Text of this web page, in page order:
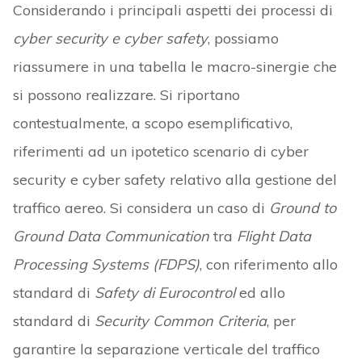
Considerando i principali aspetti dei processi di
cyber security e cyber safety, possiamo
riassumere in una tabella le macro-sinergie che
si possono realizzare. Si riportano
contestualmente, a scopo esemplificativo,
riferimenti ad un ipotetico scenario di cyber
security e cyber safety relativo alla gestione del
traffico aereo. Si considera un caso di Ground to
Ground Data Communicationtra Flight Data
Processing Systems (FDPS), con riferimento allo
standard di Safety di Eurocontroled allo
standard di Security Common Criteria, per
garantire la separazione verticale del traffico